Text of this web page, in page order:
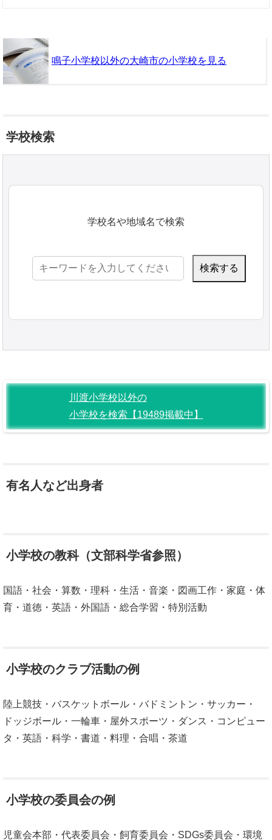
鳴子小学校以外の大崎市の小学校を見る
学校検索
学校名や地域名で検索
検
川渡小学校以外の
小学校を検索【19489掲載中】
有名人など出身者
小学校の教科（文部科学省参照）
国語・社会・算数・理科・生活・音楽・図画工作・家庭・体
育・道徳・英語・外国語・総合学習・特別活動
小学校のクラブ活動の例
陸上競技・バスケットボール・バドミントン・サッカー・
ドッジボール・一輪車・屋外スポーツ・ダンス・コンピュー
タ・英語・科学・書道・料理・合唱・茶道
小学校の委員会の例
児童会本部・代表委員会・飼育委員会・SDGs委員会・環境